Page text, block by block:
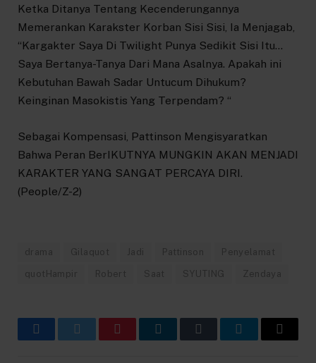
Ketka Ditanya Tentang Kecenderungannya
Memerankan Karakster Korban Sisi Sisi, Ia Menjagab,
“Kargakter Saya Di Twilight Punya Sedikit Sisi Itu…
Saya Bertanya-Tanya Dari Mana Asalnya. Apakah ini
Kebutuhan Bawah Sadar Untucum Dihukum?
Keinginan Masokistis Yang Terpendam? “
Sebagai Kompensasi, Pattinson Mengisyaratkan
Bahwa Peran BerIKUTNYA MUNGKIN AKAN MENJADI
KARAKTER YANG SANGAT PERCAYA DIRI.
(People/Z-2)
drama Gilaquot Jadi Pattinson Penyelamat
quotHampir Robert Saat SYUTING Zendaya
FacebookTwitter PinterestLinkedInTumblr TelegramEmail